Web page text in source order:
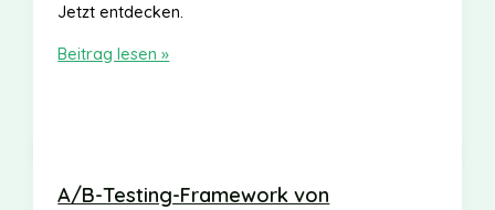
Jetzt entdecken.
Marketing
Beitrag lesen »
A/B-Testing-Framework von